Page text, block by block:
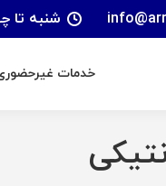
شنبه تا چهارشنبه: 7 الی 18 |
خدمات
خدمات غیرحضوری